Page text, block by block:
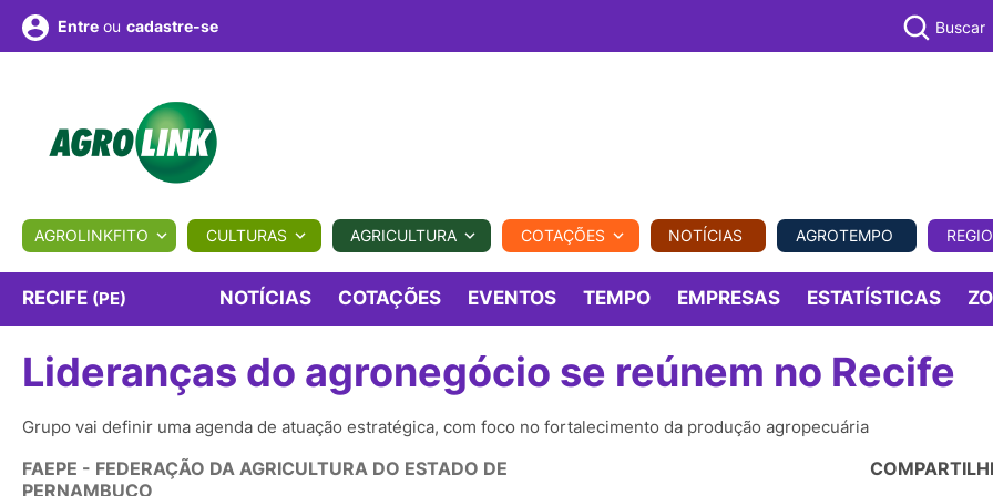
BIOLÓGICOS COTAÇÕES NOTÍCIAS AGROTEMPO REGIONAL COMERCIAL AGROVIAGENS
Conversor Colunistas Eventos
e
Vídeos
Entre ou cadastre-se Buscar
AGROLINKFITO CULTURAS AGRICULTURA COTAÇÕES NOTÍCIAS AGROTEMPO
RECIFE (PE) NOTÍCIAS COTAÇÕES EVENTOS TEMPO EMPRESAS ESTATÍSTICAS
Lideranças do agronegócio se reúnem no Recife
Grupo vai definir uma agenda de atuação estratégica, com foco no fortalecimento da produção agropecuária
FAEPE - FEDERAÇÃO DA AGRICULTURA DO ESTADO DE
PERNAMBUCO